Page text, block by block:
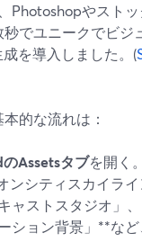
Photoshopやスト
でユニークでビジ
を導入しました。(
的な流れは：
Assetsタブを開く。
ンシティスカイラ
ャストスタジオ」
ション背景」**な